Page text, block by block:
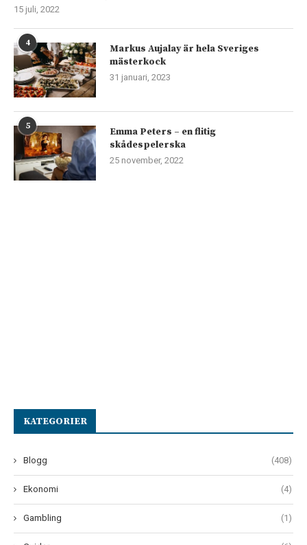
15 juli, 2022
4
Markus Aujalay är hela Sveriges
mästerkock
31 januari, 2023
5
Emma Peters – en flitig
skådespelerska
25 november, 2022
KATEGORIER
Blogg (408)
Ekonomi (4)
Gambling (1)